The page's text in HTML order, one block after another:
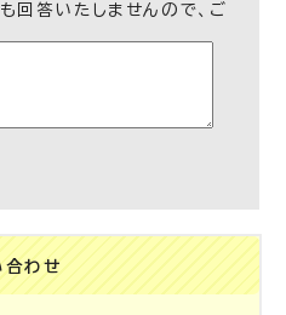
回答いたしませんので、ご
合わせ